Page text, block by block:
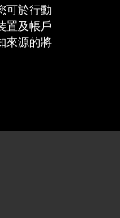
可於行動
置及帳戶
來源的將